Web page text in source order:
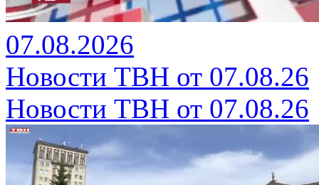
07.08.2026
Новости ТВН от 07.08.26
Новости ТВН от 07.08.26